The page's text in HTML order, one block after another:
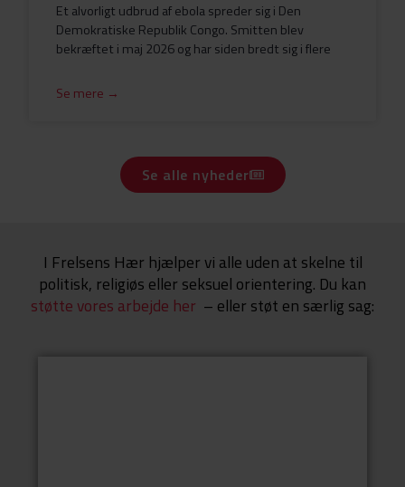
Et alvorligt udbrud af ebola spreder sig i Den
Demokratiske Republik Congo. Smitten blev
bekræftet i maj 2026 og har siden bredt sig i flere
Se mere →
Se alle nyheder
I Frelsens Hær hjælper vi alle uden at skelne til
politisk, religiøs eller seksuel orientering. Du kan
støtte vores arbejde her – eller støt en særlig sag: